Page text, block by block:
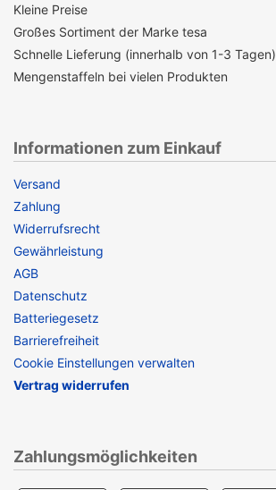
Kleine Preise
Großes Sortiment der Marke tesa
Schnelle Lieferung (innerhalb von 1-3 Tagen)
Mengenstaffeln bei vielen Produkten
Informationen zum Einkauf
Versand
Zahlung
Widerrufsrecht
Gewährleistung
AGB
Datenschutz
Batteriegesetz
Barrierefreiheit
Cookie Einstellungen verwalten
Vertrag widerrufen
Zahlungsmöglichkeiten